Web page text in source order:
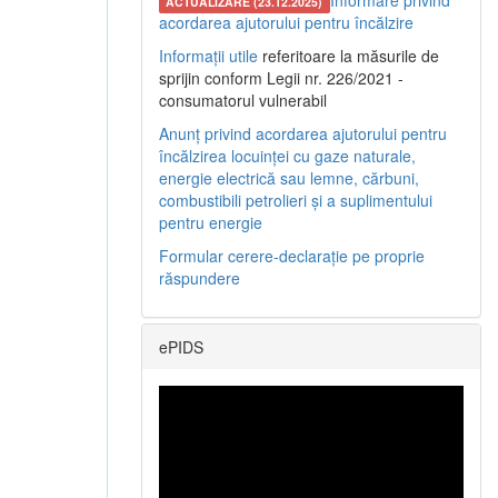
acordarea ajutorului pentru încălzire
Informații utile referitoare la măsurile de
sprijin conform Legii nr. 226/2021 -
consumatorul vulnerabil
Anunț privind acordarea ajutorului pentru
încălzirea locuinței cu gaze naturale,
energie electrică sau lemne, cărbuni,
combustibili petrolieri și a suplimentului
pentru energie
Formular cerere-declarație pe proprie
răspundere
ePIDS